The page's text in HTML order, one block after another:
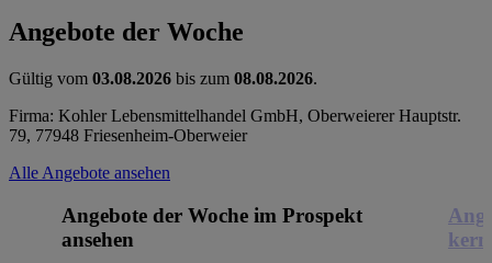
Angebote der Woche
Gültig vom 03.08.2026 bis zum 08.08.2026.
Firma: Kohler Lebensmittelhandel GmbH, Oberweierer Hauptstr.
79, 77948 Friesenheim-Oberweier
Alle Angebote ansehen
Angebote der Woche im Prospekt
ansehen